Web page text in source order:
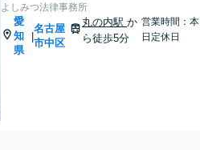
よしみつ法律事務所
愛
知
県
|
名古屋
市中区
丸の内駅か
ら徒歩5分
営業時間：本
日定休日